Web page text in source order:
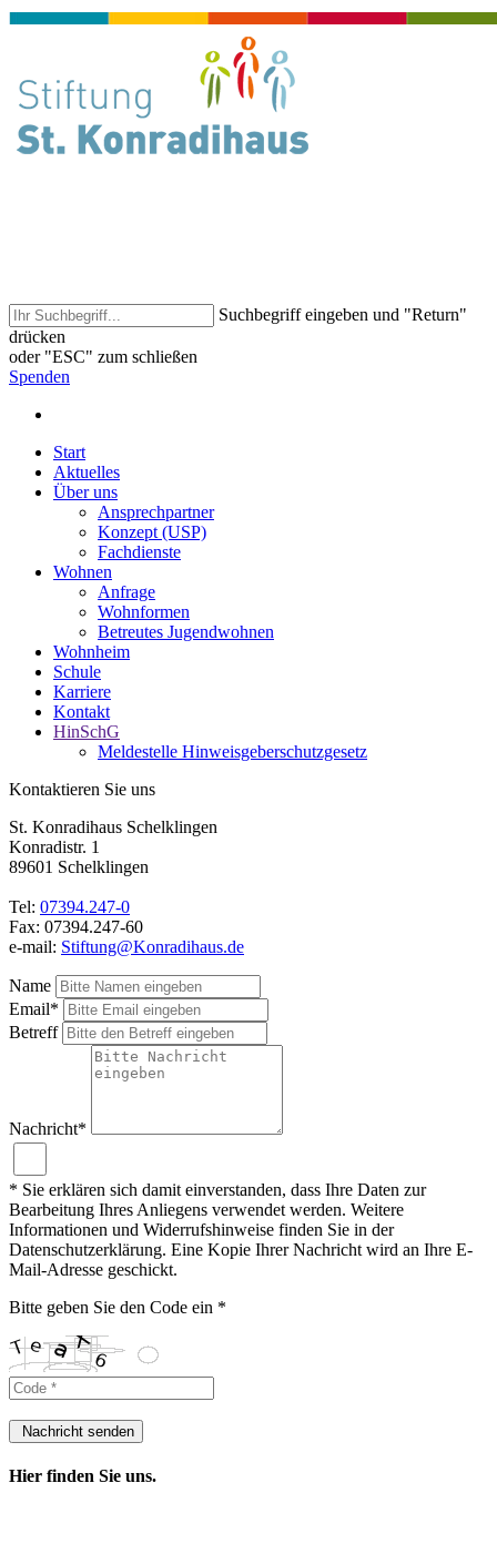
Suchbegriff eingeben und "Return"
drücken
oder "ESC" zum schließen
Spenden
Start
Aktuelles
Über uns
Ansprechpartner
Konzept (USP)
Fachdienste
Wohnen
Anfrage
Wohnformen
Betreutes Jugendwohnen
Wohnheim
Schule
Karriere
Kontakt
HinSchG
Meldestelle Hinweisgeberschutzgesetz
Kontaktieren Sie uns
St. Konradihaus Schelklingen
Konradistr. 1
89601 Schelklingen
Tel: 07394.247-0
Fax: 07394.247-60
e-mail: Stiftung@Konradihaus.de
Name
Email*
Betreff
Nachricht*
* Sie erklären sich damit einverstanden, dass Ihre Daten zur
Bearbeitung Ihres Anliegens verwendet werden. Weitere
Informationen und Widerrufshinweise finden Sie in der
Datenschutzerklärung. Eine Kopie Ihrer Nachricht wird an Ihre E-
Mail-Adresse geschickt.
Bitte geben Sie den Code ein *
Nachricht senden
Hier finden Sie uns.